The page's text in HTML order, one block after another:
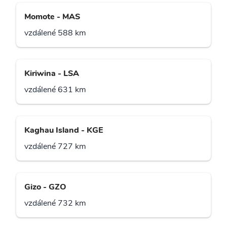
Momote - MAS
vzdálené 588 km
Kiriwina - LSA
vzdálené 631 km
Kaghau Island - KGE
vzdálené 727 km
Gizo - GZO
vzdálené 732 km